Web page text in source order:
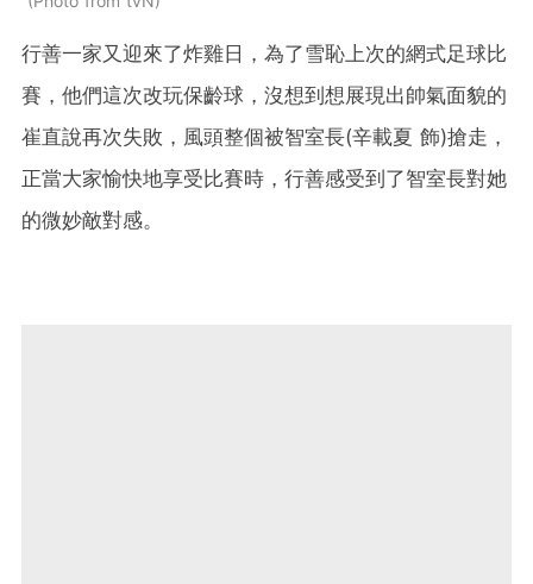
行善一家又迎來了炸雞日，為了雪恥上次的網式足球比
賽，他們這次改玩保齡球，沒想到想展現出帥氣面貌的
崔直說再次失敗，風頭整個被智室長(辛載夏 飾)搶走，
正當大家愉快地享受比賽時，行善感受到了智室長對她
的微妙敵對感。